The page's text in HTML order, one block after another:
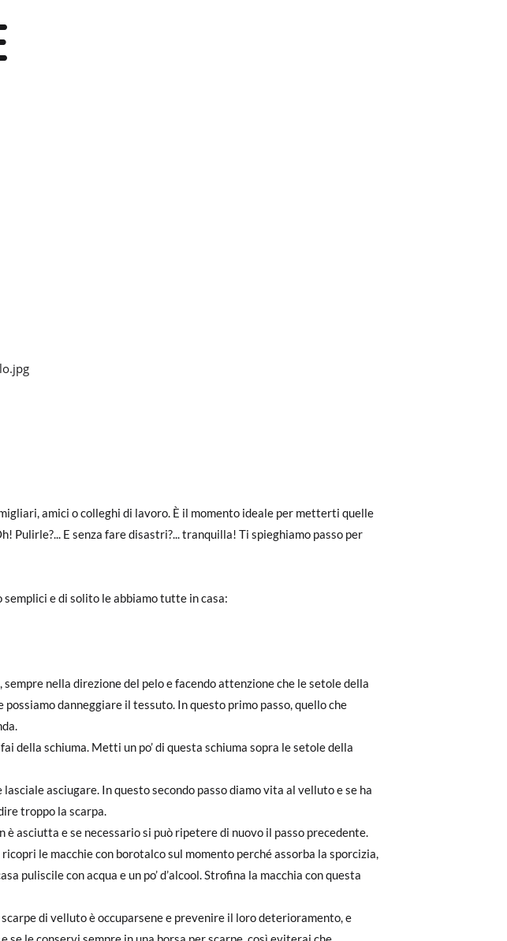
amici o colleghi di lavoro. È il momento ideale per metterti quelle
E senza fare disastri?... tranquilla! Ti spieghiamo passo per
semplici e di solito le abbiamo tutte in casa:
nella direzione del pelo e facendo attenzione che le setole della
danneggiare il tessuto. In questo primo passo, quello che
della schiuma. Metti un po’ di questa schiuma sopra le setole della
asciugare. In questo secondo passo diamo vita al velluto e se ha
troppo la scarpa.
asciutta e se necessario si può ripetere di nuovo il passo precedente.
le macchie con borotalco sul momento perché assorba la sporcizia,
puliscile con acqua e un po’ d’alcool. Strofina la macchia con questa
di velluto è occuparsene e prevenire il loro deterioramento, e